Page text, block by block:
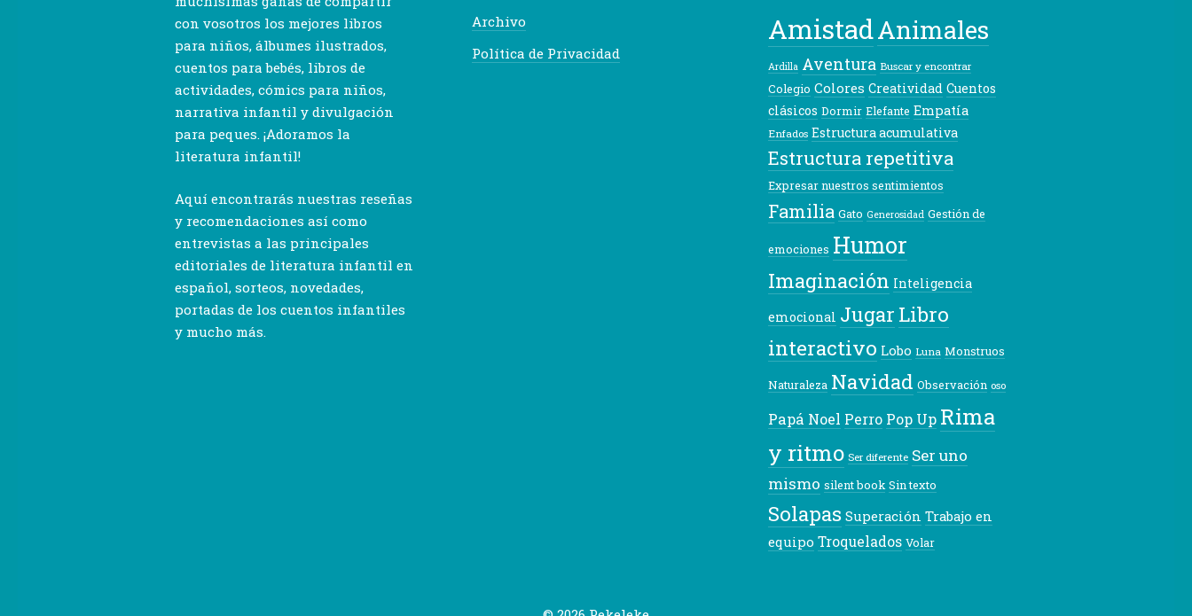
con vosotros los mejores libros
para niños, álbumes ilustrados,
cuentos para bebés, libros de
actividades, cómics para niños,
narrativa infantil y divulgación
para peques. ¡Adoramos la
literatura infantil!
Aquí encontrarás nuestras reseñas
y recomendaciones así como
entrevistas a las principales
editoriales de literatura infantil en
español, sorteos, novedades,
portadas de los cuentos infantiles
y mucho más.
Archivo
Política de Privacidad
AmistadAnimales
Ardilla Aventura Buscar y encontrar
Colegio Colores Creatividad Cuentos
clásicos Dormir Elefante Empatía
Enfados Estructura acumulativa
Estructura repetitiva
Expresar nuestros sentimientos
Familia Gato Generosidad Gestión de
emociones Humor
Imaginación Inteligencia
emocional Jugar Libro
interactivo Lobo Luna Monstruos
Naturaleza Navidad Observación oso
Papá Noel Perro Pop Up Rima
y ritmo Ser diferente Ser uno
mismo silent book Sin texto
Solapas Superación Trabajo en
equipo Troquelados Volar